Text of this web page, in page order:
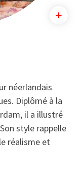
néerlandais
Diplômé à la
il a illustré
style rappelle
réalisme et